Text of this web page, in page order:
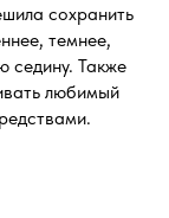
сохранить
темнее,
седину. Также
любимый